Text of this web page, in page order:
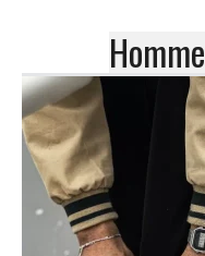
Homme